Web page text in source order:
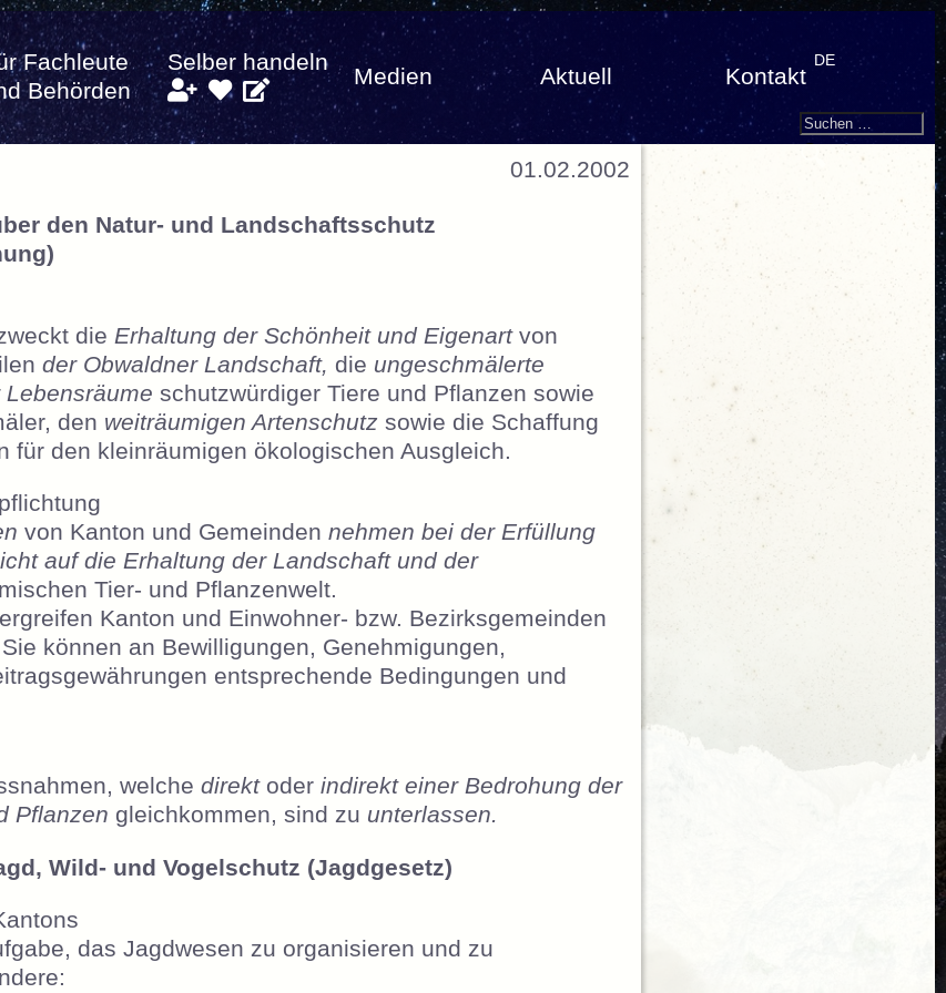
Fachleute
Behörden
Selber handeln
Medien Aktuell Kontakt
DE
Search
Suchen
01.02.2002
den Natur- und Landschaftsschutz
die Erhaltung der Schönheit und Eigenartvon
der Obwaldner Landschaft, die ungeschmälerte
schutzwürdiger Tiere und Pflanzen sowie
den weiträumigen Artenschutz sowie die Schaffung
für den kleinräumigen ökologischen Ausgleich.
von Kanton und Gemeindennehmen bei der Erfüllung
auf die Erhaltung der Landschaft und der
Tier- und Pflanzenwelt.
Kanton und Einwohner- bzw. Bezirksgemeinden
Sie können an Bewilligungen, Genehmigungen,
entsprechende Bedingungen und
welchedirektoderindirekt einer Bedrohung der
Pflanzen gleichkommen, sind zu unterlassen.
Wild- und Vogelschutz (Jagdgesetz)
das Jagdwesen zu organisieren und zu